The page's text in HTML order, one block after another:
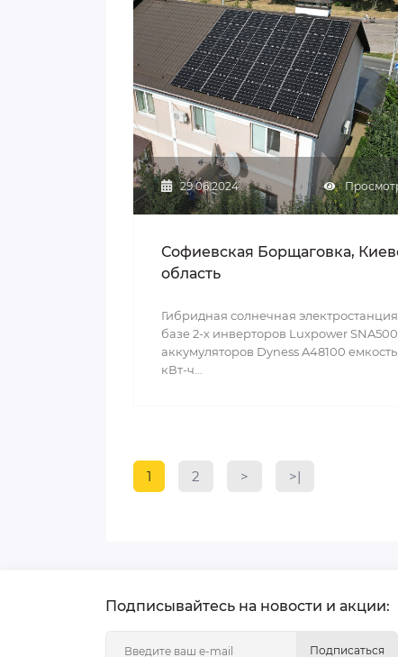
29.06.2024
Софиевская Борщаговка,
область
Гибридная солнечная
базе 2-х инверторов Luxpower
аккумуляторов Dyness A48100
кВт-ч...
1 2 > >|
Подписывайтесь на новости и акции:
Подписаться